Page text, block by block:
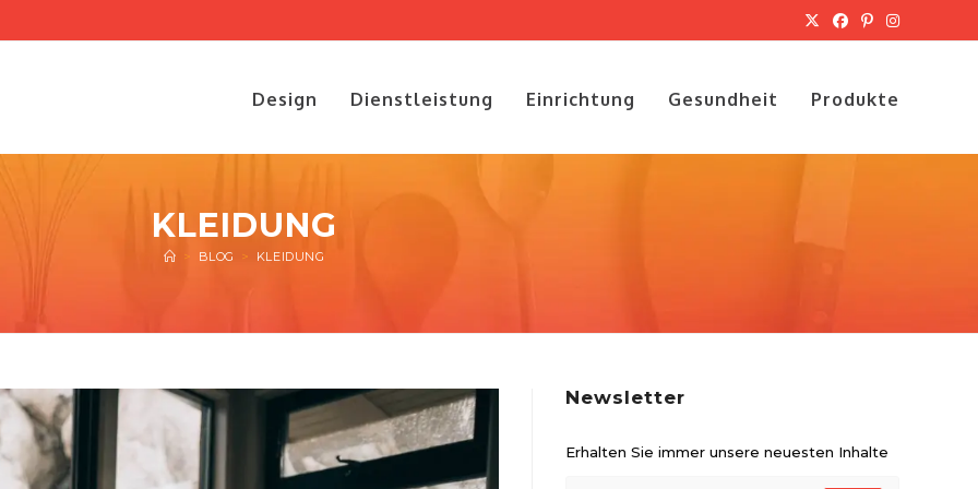
Design Dienstleistung Einrichtung Gesundheit Produkte
KLEIDUNG
> BLOG > KLEIDUNG
Newsletter
Erhalten Sie immer unsere neuesten Inhalte